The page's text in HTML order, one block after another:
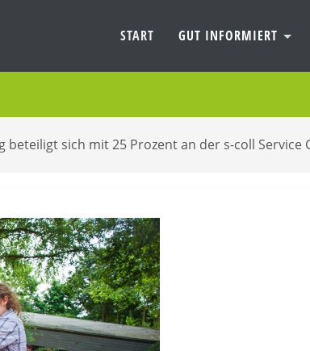
START GUT INFORMIERT
beteiligt sich mit 25 Prozent an der s-coll Service